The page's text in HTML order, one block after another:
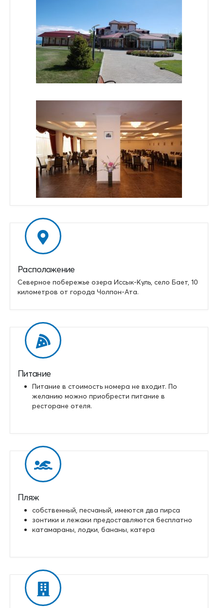
Расположение
Северное побережье озера Иссык-Куль, село Бает, 10
километров от города Чолпон-Ата.
Питание
Питание в стоимость номера не входит. По
желанию можно приобрести питание в
ресторане отеля.
Пляж
собственный, песчаный, имеются два пирса
зонтики и лежаки предоставляются бесплатно
катамараны, лодки, бананы, катера